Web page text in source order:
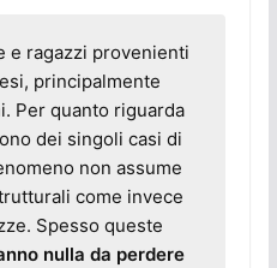
e ragazzi provenienti
principalmente
Per quanto riguarda
dei singoli casi di
non assume
come invece
Spesso queste
nulla da perdere